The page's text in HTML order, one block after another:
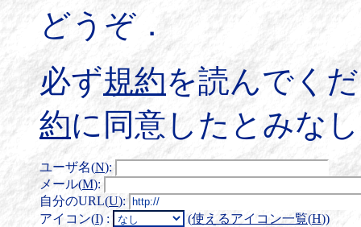
どうぞ．
必ず規約を読んでく
約に同意したとみな
ユーザ名(N):
メール(M):
自分のURL(U):
アイコン(I) : (使えるアイコン一覧(H))